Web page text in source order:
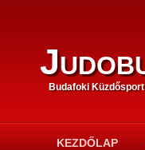
Budafoki
KEZDŐLAP